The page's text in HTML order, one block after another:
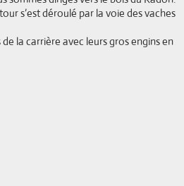
s’est déroulé par la voie des vaches
la carrière avec leurs gros engins en